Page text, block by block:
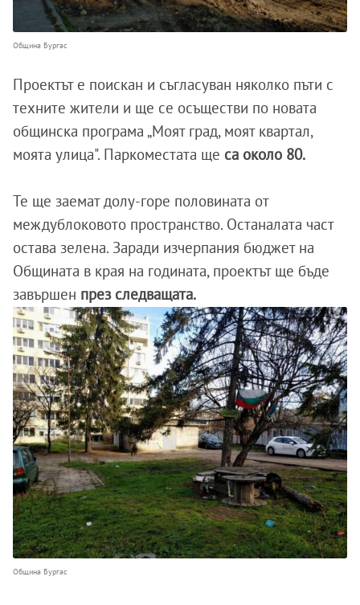
Община Бургас
Проектът е поискан и съгласуван няколко пъти с
техните жители и ще се осъществи по новата
общинска програма „Моят град, моят квартал,
моята улица". Паркоместата ще са около 80.
Те ще заемат долу-горе половината от
междублоковото пространство. Останалата част
остава зелена. Заради изчерпания бюджет на
Общината в края на годината, проектът ще бъде
завършен през следващата.
Община Бургас